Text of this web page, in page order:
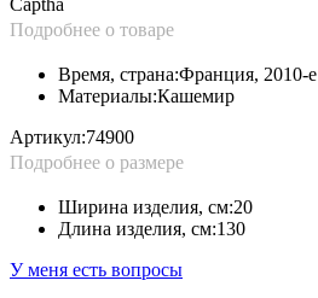
Подробнее о товаре
Материалы:Кашемир
Время, страна:Франция, 2010-е
Артикул:74900
Подробнее о размере
Длина изделия, см:130
Ширина изделия, см:20
У меня есть вопросы